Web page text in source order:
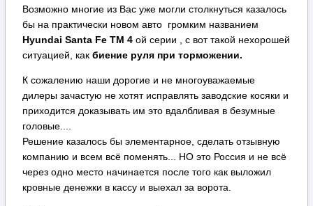
Возможно многие из Вас уже могли столкнуться казалось
бы на практически новом авто громким названием
Hyundai Santa Fe TM 4 ой серии , с вот такой нехорошей
ситуацией, как биение руля при торможении.
К сожалению наши дорогие и не многоуважаемые
дилеры зачастую не хотят исправлять заводские косяки и
приходится доказывать им это вдалбливая в безумные
головые....
Решение казалось бы элементарное, сделать отзывную
компанию и всем всё поменять... НО это Россия и не всё
через одно место начинается после того как выложил
кровные денежки в кассу и выехал за ворота.